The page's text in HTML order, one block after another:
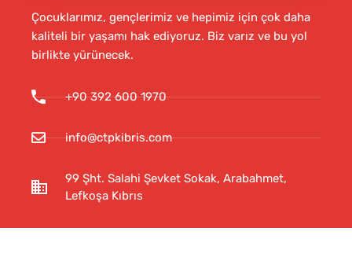
Çocuklarımız, gençlerimiz ve hepimiz için çok daha
kaliteli bir yaşamı hak ediyoruz. Biz varız ve bu yol
birlikte yürünecek.
+90 392 600 1970
info@ctpkibris.com
99 Şht. Salahi Şevket Sokak, Arabahmet,
Lefkoşa Kıbrıs